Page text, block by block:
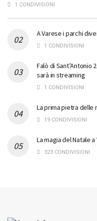
1 CONDIVISIONI
A Varese i parchi
1 CONDIVISIONI
Falò di Sant’Antonio
sarà in streaming
1 CONDIVISIONI
La prima pietra delle
19 CONDIVISIONI
La magia del Natale a
323 CONDIVISIONI